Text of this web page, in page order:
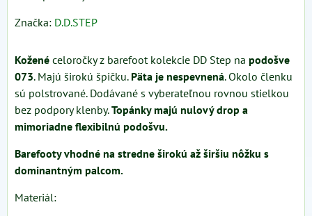
Značka: D.D.STEP
Kožené celoročky z barefoot kolekcie DD Step na podošve
073. Majú širokú špičku. Päta je nespevnená. Okolo členku
sú polstrované. Dodávané s vyberateľnou rovnou stielkou
bez podpory klenby.Topánky majú nulový drop a
mimoriadne flexibilnú podošvu.
Barefooty vhodné na stredne širokú až širšiu nôžku s
dominantným palcom.
Materiál: